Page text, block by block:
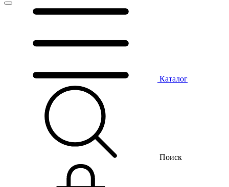
Каталог
Поиск